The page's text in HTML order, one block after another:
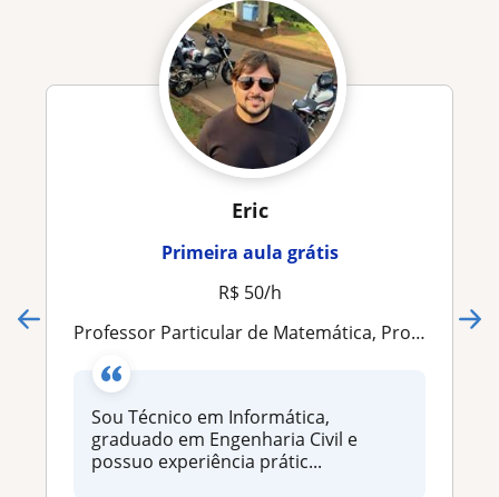
Eric
Primeira aula grátis
R$ 50/h
Professor Particular de Matemática, Programação, Informática e Tecnologia
Sou Técnico em Informática,
graduado em Engenharia Civil e
possuo experiência prátic...